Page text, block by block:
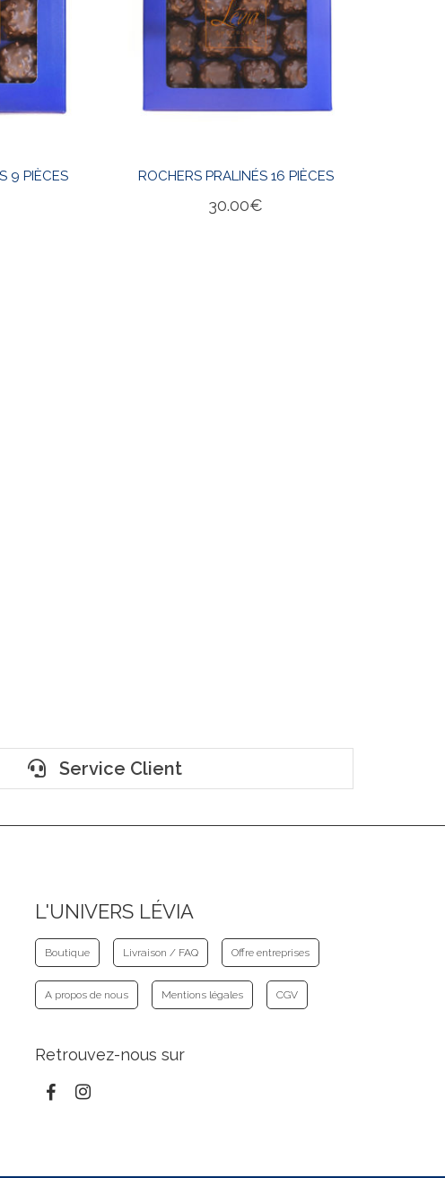
9 PIÈCES ROCHERS PRALINÉS 16 PIÈCES
30.00€
Service Client
L'UNIVERS LÉVIA
Boutique Livraison / FAQ Offre entreprises
A propos de nous Mentions légales CGV
Retrouvez-nous sur